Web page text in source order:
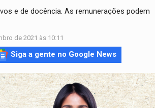
e de docência. As remunerações podem
de 2021 às 10:11
Siga a gente no Google News